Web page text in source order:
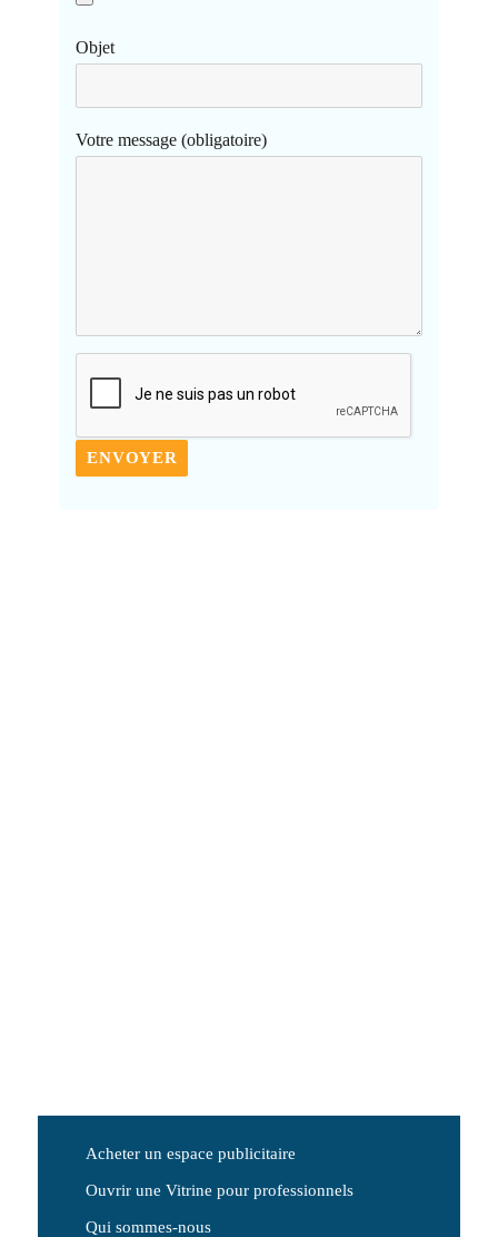
Objet
Votre message (obligatoire)
Acheter un espace publicitaire
Ouvrir une Vitrine pour professionnels
Qui sommes-nous